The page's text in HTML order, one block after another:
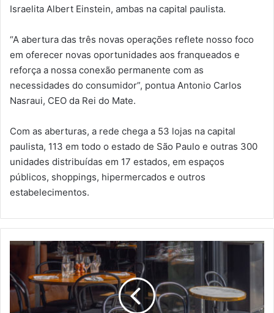
Israelita Albert Einstein, ambas na capital paulista.
“A abertura das três novas operações reflete nosso foco
em oferecer novas oportunidades aos franqueados e
reforça a nossa conexão permanente com as
necessidades do consumidor”, pontua Antonio Carlos
Nasraui, CEO da Rei do Mate.
Com as aberturas, a rede chega a 53 lojas na capital
paulista, 113 em todo o estado de São Paulo e outras 300
unidades distribuídas em 17 estados, em espaços
públicos, shoppings, hipermercados e outros
estabelecimentos.
C
m
a
a